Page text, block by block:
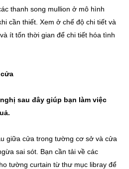
thanh song mullion ở mô hình
cần thiết. Xem ở chế độ chi tiết và
ít tốn thời gian để chi tiết hóa tình
sau đây giúp bạn làm việc
giữa cửa trong tường cơ sở và cửa
sai sót. Bạn cần tải về các
tường curtain từ thư mục libray để